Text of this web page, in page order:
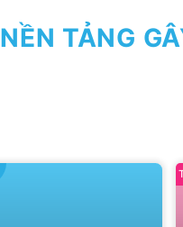
NỀN TẢNG